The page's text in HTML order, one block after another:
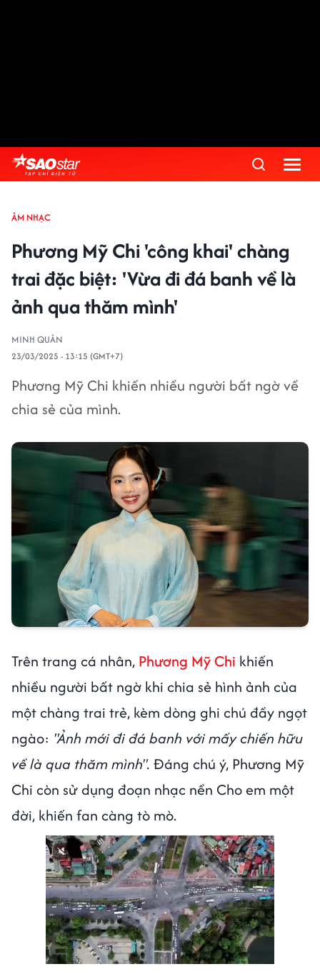
ÂM NHẠC
Phương Mỹ Chi 'công khai' chàng
trai đặc biệt: 'Vừa đi đá banh về là
ảnh qua thăm mình'
MINH QUÂN
23/03/2025 - 13:15 (GMT+7)
Phương Mỹ Chi khiến nhiều người bất ngờ về
chia sẻ của mình.
Trên trang cá nhân, Phương Mỹ Chi khiến
nhiều người bất ngờ khi chia sẻ hình ảnh của
một chàng trai trẻ, kèm dòng ghi chú đầy ngọt
ngào: "Ảnh mới đi đá banh với mấy chiến hữu
về là qua thăm mình". Đáng chú ý, Phương Mỹ
Chi còn sử dụng đoạn nhạc nền Cho em một
đời, khiến fan càng tò mò.